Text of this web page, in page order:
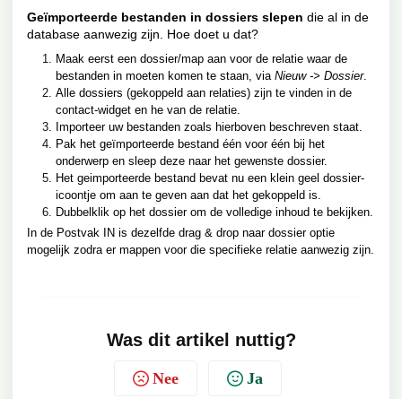
Geïmporteerde bestanden in dossiers slepen die al in de
database aanwezig zijn. Hoe doet u dat?
Maak eerst een dossier/map aan voor de relatie waar de
bestanden in moeten komen te staan, via Nieuw -> Dossier.
Alle dossiers (gekoppeld aan relaties) zijn te vinden in de
contact-widget en he van de relatie.
Importeer uw bestanden zoals hierboven beschreven staat.
Pak het geïmporteerde bestand één voor één bij het
onderwerp en sleep deze naar het gewenste dossier.
Het geimporteerde bestand bevat nu een klein geel dossier-
icoontje om aan te geven aan dat het gekoppeld is.
Dubbelklik op het dossier om de volledige inhoud te bekijken.
In de Postvak IN is dezelfde drag & drop naar dossier optie
mogelijk zodra er mappen voor die specifieke relatie aanwezig zijn.
Was dit artikel nuttig?
Nee Ja